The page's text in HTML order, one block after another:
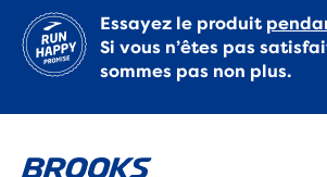
Essayez le produit
Si vous n’êtes pas
sommes pas non plus.